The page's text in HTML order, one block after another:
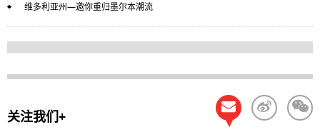
维多利亚州—邀你重归墨尔本潮流
关注我们+